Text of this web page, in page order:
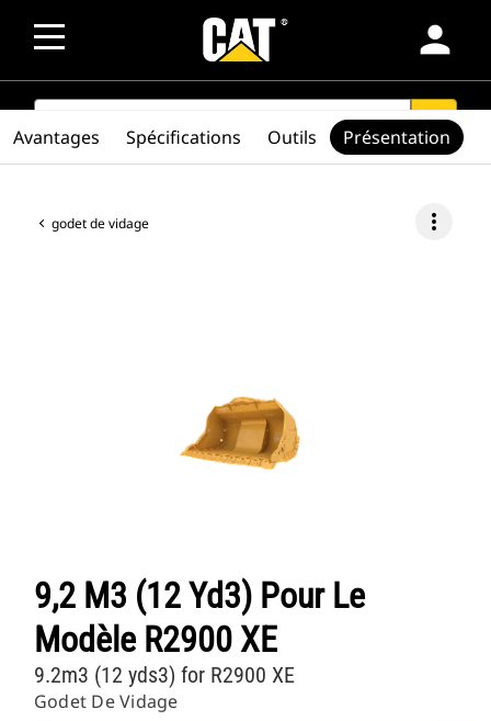
person
SEARCH search
godet de vidage more_vert
9,2 M3 (12 Yd3) Pour Le
Modèle R2900 XE
Godet De Vidage
9.2m3 (12 yds3) for R2900 XE
Avantages Spécifications Outils Présentation